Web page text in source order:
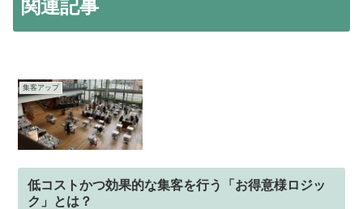
関連記事
集客アップ
低コストかつ効果的な集客を行う「お得意様ロジッ
ク」とは？